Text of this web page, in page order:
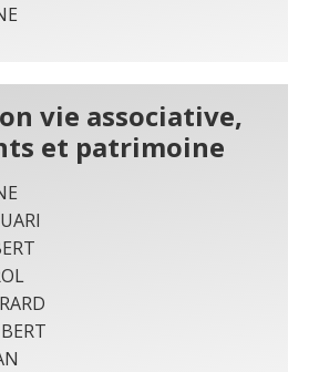
vie associative,
et patrimoine